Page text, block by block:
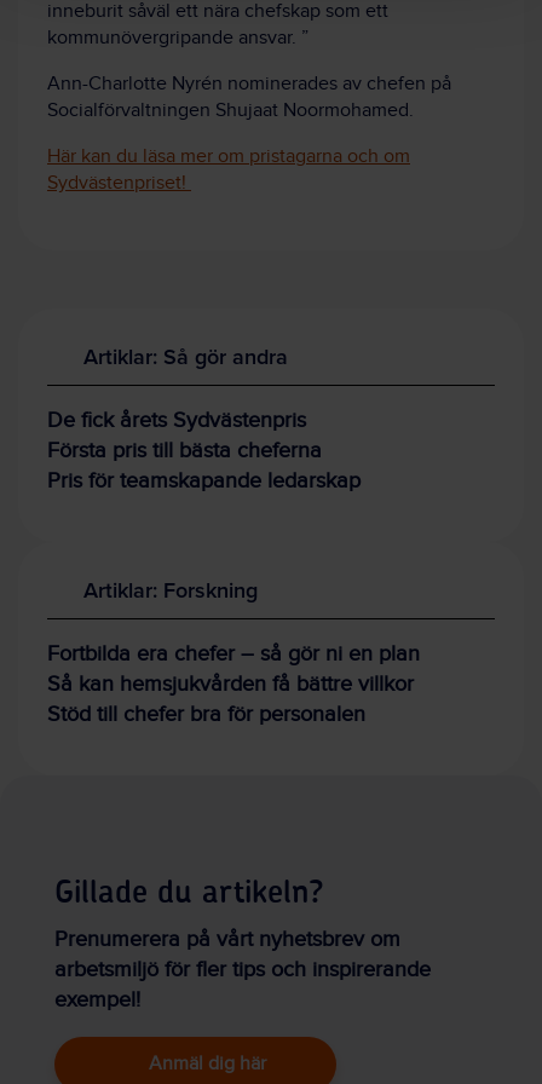
inneburit såväl ett nära chefskap som ett
kommunövergripande ansvar. ”
Ann-Charlotte Nyrén nominerades av chefen på
Socialförvaltningen Shujaat Noormohamed.
Här kan du läsa mer om pristagarna och om
Sydvästenpriset!
Artiklar: Så gör andra
De fick årets Sydvästenpris
Första pris till bästa cheferna
Pris för teamskapande ledarskap
Artiklar: Forskning
Fortbilda era chefer – så gör ni en plan
Så kan hemsjukvården få bättre villkor
Stöd till chefer bra för personalen
Gillade du artikeln?
Prenumerera på vårt nyhetsbrev om
arbetsmiljö för fler tips och inspirerande
exempel!
Anmäl dig här